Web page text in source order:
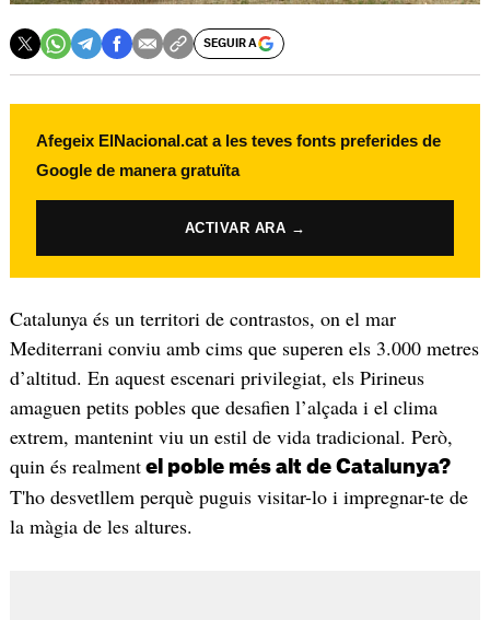
SEGUIR A
Afegeix ElNacional.cat a les teves fonts preferides de
Google de manera gratuïta
ACTIVAR ARA →
Catalunya és un territori de contrastos, on el mar
Mediterrani conviu amb cims que superen els 3.000 metres
d’altitud. En aquest escenari privilegiat, els Pirineus
amaguen petits pobles que desafien l’alçada i el clima
extrem, mantenint viu un estil de vida tradicional. Però,
quin és realmentel poble més alt de Catalunya?
T'ho desvetllem perquè puguis visitar-lo i impregnar-te de
la màgia de les altures.